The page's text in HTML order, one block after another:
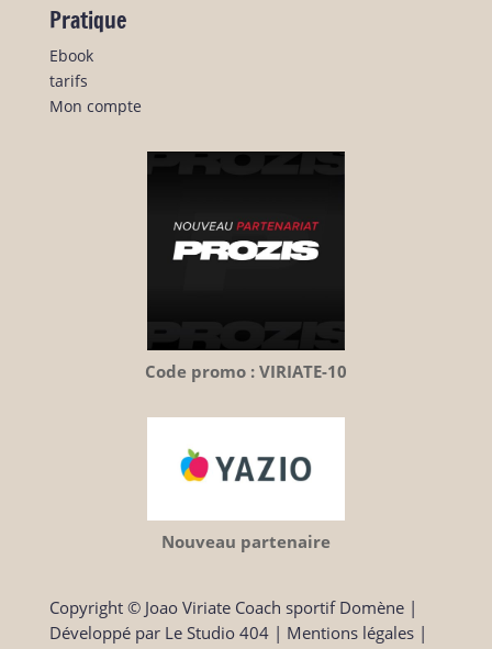
Pratique
Ebook
tarifs
Mon compte
Code promo : VIRIATE-10
Nouveau partenaire
Copyright © Joao Viriate Coach sportif Domène |
Développé par Le Studio 404| Mentions légales|